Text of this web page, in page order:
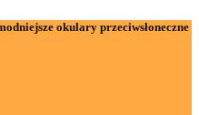
okulary przeciwsłoneczne